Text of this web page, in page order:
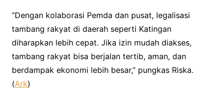
“Dengan kolaborasi Pemda dan pusat, legalisasi
tambang rakyat di daerah seperti Katingan
diharapkan lebih cepat. Jika izin mudah diakses,
tambang rakyat bisa berjalan tertib, aman, dan
berdampak ekonomi lebih besar,” pungkas Riska.
(Ark)